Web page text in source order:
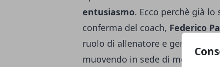
entusiasmo. Ecco perchè già
conferma del coach, Federico
ruolo di allenatore e general
muovendo in sede di mercato per